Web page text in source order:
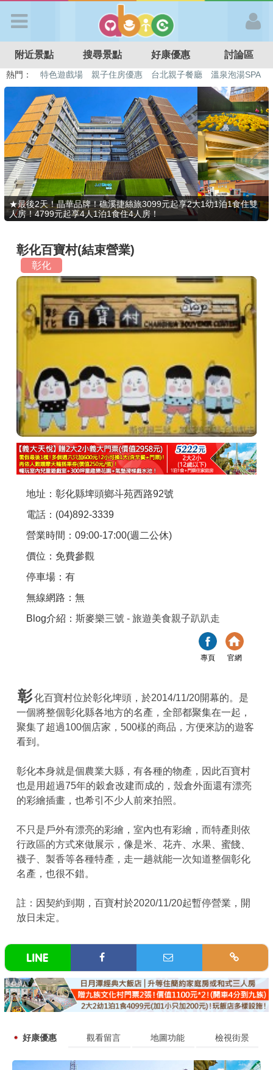
APP登入
首 頁
搜尋景點
好康優惠
最新消息
最新留言
商家合作
推薦景點
討論區
聯絡我們
APP下載
附近景點 搜尋景點 好康優惠 討論區
熱門： 特色遊戲場 親子住房優惠 台北親子餐廳
溫泉泡湯SPA
溜滑梯民宿
觀光工廠 DIY摘果 日本親子景點
★最後2天！晶華品牌！礁溪捷絲旅3099元起享2大1幼1泊1食住雙
人房！4799元起享4人1泊1食住4人房！
彰化百寶村(結束營業)
彰化
地址：彰化縣埤頭鄉斗苑西路92號
電話：(04)892-3339
營業時間：09:00-17:00(週二公休)
價位：免費參觀
停車場：有
無線網路：無
Blog介紹： 斯麥樂三號 - 旅遊美食親子趴趴走
專頁 官網
彰化百寶村位於彰化埤頭，於2014/11/20開幕的。是
一個將整個彰化縣各地方的名產，全部都聚集在一起，
聚集了超過100個店家，500樣的商品，方便來訪的遊客
看到。
彰化本身就是個農業大縣，有各種的物產，因此百寶村
也是用超過75年的穀倉改建而成的，殼倉外面還有漂亮
的彩繪插畫，也希引不少人前來拍照。
不只是戶外有漂亮的彩繪，室內也有彩繪，而特產則依
行政區的方式來做展示，像是米、花卉、水果、蜜餞、
襪子、製香等各種特產，走一趟就能一次知道整個彰化
名產，也很不錯。
註：因契約到期，百寶村於2020/11/20起暫停營業，開
放日未定。
好康優惠 觀看留言 地圖功能 檢視街景